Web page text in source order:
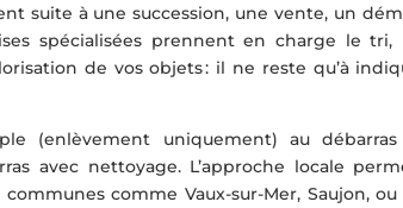
suite à une succession, une vente, un
spécialisées prennent en charge le tri,
de vos objets : il ne reste qu’à
(enlèvement uniquement) au débarras
avec nettoyage. L’approche locale
comme Vaux-sur-Mer, Saujon, ou